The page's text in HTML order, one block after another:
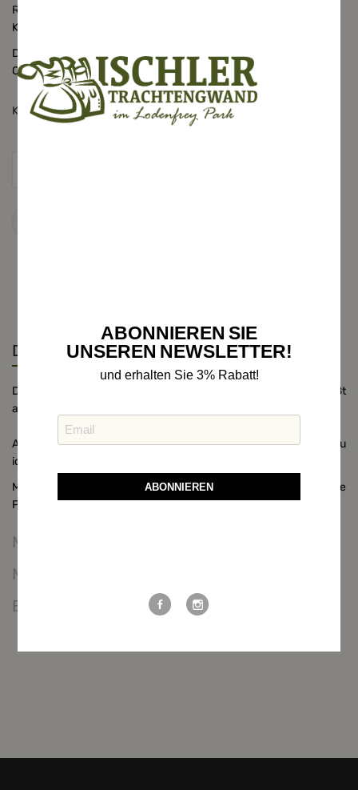
Rückenende 2 Seitenschlitze für eine ideale Passform. Die
Knopfleiste zieren sechs kleine, halbrunde Silberknöpfchen.
Diese
Dirndljackewurde in Österreich produziert und weißt alle
Qualitäten für ein wohliges Tragegefühl auf.
Konfektionsgröße
Details
Diese
wurde in Österreich produziert und weißt
alle Qualitäten für ein wohliges Tragegefühl auf.
An das passendeDirndl langoderDirndl kurzund die dazu
ideale
Material: 50% Baumwolle und 50% Polyacryl für immer bleibende
Passform (kein Kratzen), Farbe: Brombeer, Handwäsche
Maßtabelle
Mehr Informationen
Bewertungen
ABONNIEREN SIE
UNSEREN NEWSLETTER!
und erhalten Sie 3% Rabatt!
ABONNIEREN